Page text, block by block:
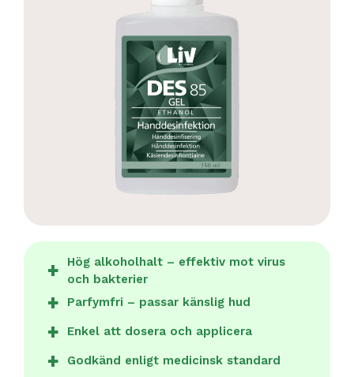
Hög alkoholhalt – effektiv mot virus
och bakterier
Parfymfri – passar känslig hud
Enkel att dosera och applicera
Godkänd enligt medicinsk standard